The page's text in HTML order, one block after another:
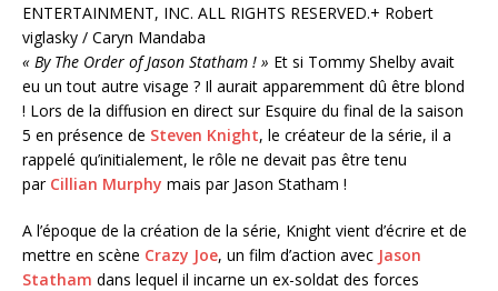
ENTERTAINMENT, INC. ALL RIGHTS RESERVED.+ Robert
viglasky / Caryn Mandaba
« By The Order of Jason Statham ! » Et si Tommy Shelby avait
eu un tout autre visage ? Il aurait apparemment dû être blond
! Lors de la diffusion en direct sur Esquire du final de la saison
5 en présence de Steven Knight, le créateur de la série, il a
rappelé qu’initialement, le rôle ne devait pas être tenu
par Cillian Murphy mais par Jason Statham !
A l’époque de la création de la série, Knight vient d’écrire et de
mettre en scène Crazy Joe, un film d’action avec Jason
Statham dans lequel il incarne un ex-soldat des forces